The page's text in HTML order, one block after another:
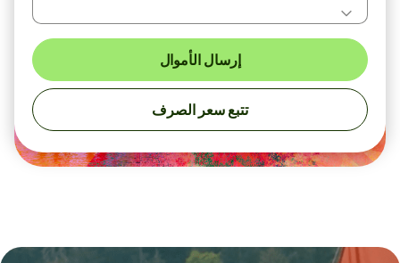
إرسال الأموال
تتبع سعر الصرف